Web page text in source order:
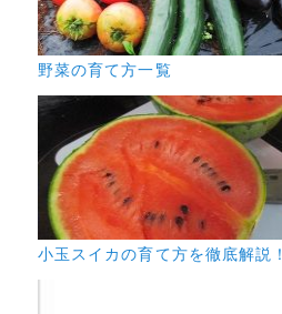
野菜の育て方一覧
小玉スイカの育て方を徹底解説！